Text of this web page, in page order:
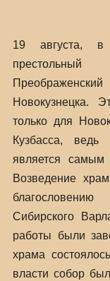
19 августа, в
престольный
Новокузнецка.
только для
Кузбасса, ведь
является самым
Возведение
Сибирского
работы были
храма
власти собор